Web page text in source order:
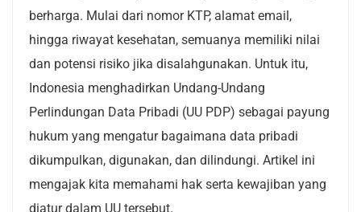
berharga. Mulai dari nomor KTP, alamat email,
hingga riwayat kesehatan, semuanya memiliki nilai
dan potensi risiko jika disalahgunakan. Untuk itu,
Indonesia menghadirkan Undang-Undang
Perlindungan Data Pribadi (UU PDP) sebagai payung
hukum yang mengatur bagaimana data pribadi
dikumpulkan, digunakan, dan dilindungi. Artikel ini
mengajak kita memahami hak serta kewajiban yang
diatur dalam UU tersebut.